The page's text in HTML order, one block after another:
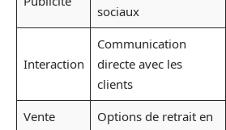
sociaux
Interaction
Communication
directe avec les
clients
Vente
Options de retrait en